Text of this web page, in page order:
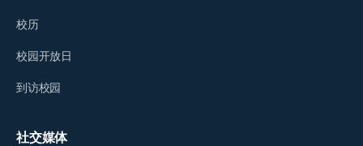
校历
校园开放日
到访校园
社交媒体